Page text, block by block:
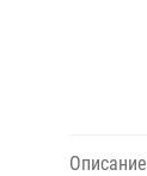
Описание